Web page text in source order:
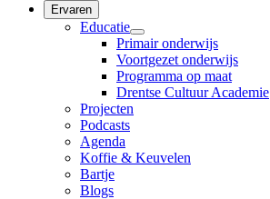
Ervaren
Educatie
Primair onderwijs
Voortgezet onderwijs
Programma op maat
Drentse Cultuur Academie
Projecten
Podcasts
Agenda
Koffie & Keuvelen
Bartje
Blogs